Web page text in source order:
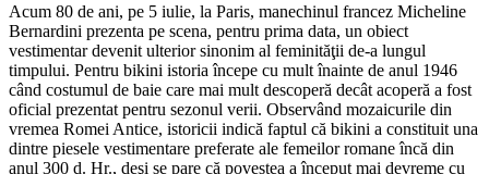
Acum 80 de ani, pe 5 iulie, la Paris, manechinul francez Micheline
Bernardini prezenta pe scena, pentru prima data, un obiect
vestimentar devenit ulterior sinonim al feminităţii de-a lungul
timpului. Pentru bikini istoria începe cu mult înainte de anul 1946
când costumul de baie care mai mult descoperă decât acoperă a fost
oficial prezentat pentru sezonul verii. Observând mozaicurile din
vremea Romei Antice, istoricii indică faptul că bikini a constituit una
dintre piesele vestimentare preferate ale femeilor romane încă din
anul 300 d. Hr., deşi se pare că povestea a început mai devreme cu